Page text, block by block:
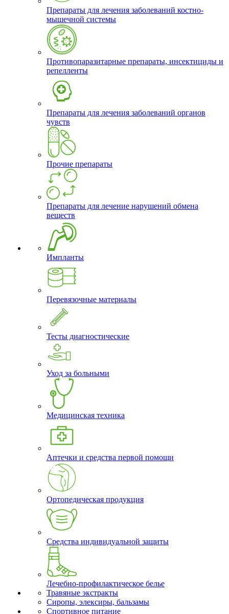
Препараты для лечения заболеваний костно-
мышечной системы
Противопаразитарные препараты, инсектициды и
репелленты
Препараты для лечения заболеваний органов
чувств
Прочие препараты
Препараты для лечение нарушений обмена
веществ
Импланты
Перевязочные материалы
Тесты диагностические
Уход за больными
Медицинская техника
Аптечки и средства первой помощи
Ортопедическая продукция
Средства индивидуальной защиты
Лечебно-профилактическое белье
Травяные экстракты
Сиропы, элексиры, бальзамы
Спортивное питание